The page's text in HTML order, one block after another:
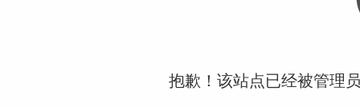
抱歉！该站点已经被管理